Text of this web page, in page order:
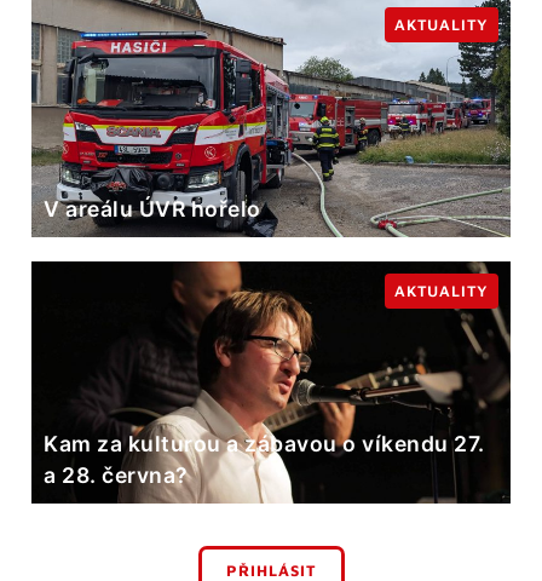
V areálu ÚVR hořelo
AKTUALITY
Kam za kulturou a zábavou o víkendu 27.
a 28. června?
AKTUALITY
PŘIHLÁSIT